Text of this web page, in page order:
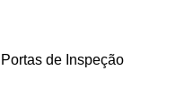
Portas de Inspeção